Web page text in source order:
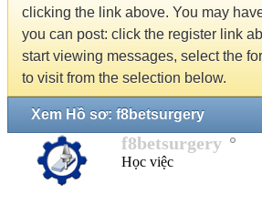
clicking the link above. You may
you can post: click the register link
start viewing messages, select the
to visit from the selection below.
Xem Hồ sơ: f8betsurgery
f8betsurgery
Học việc